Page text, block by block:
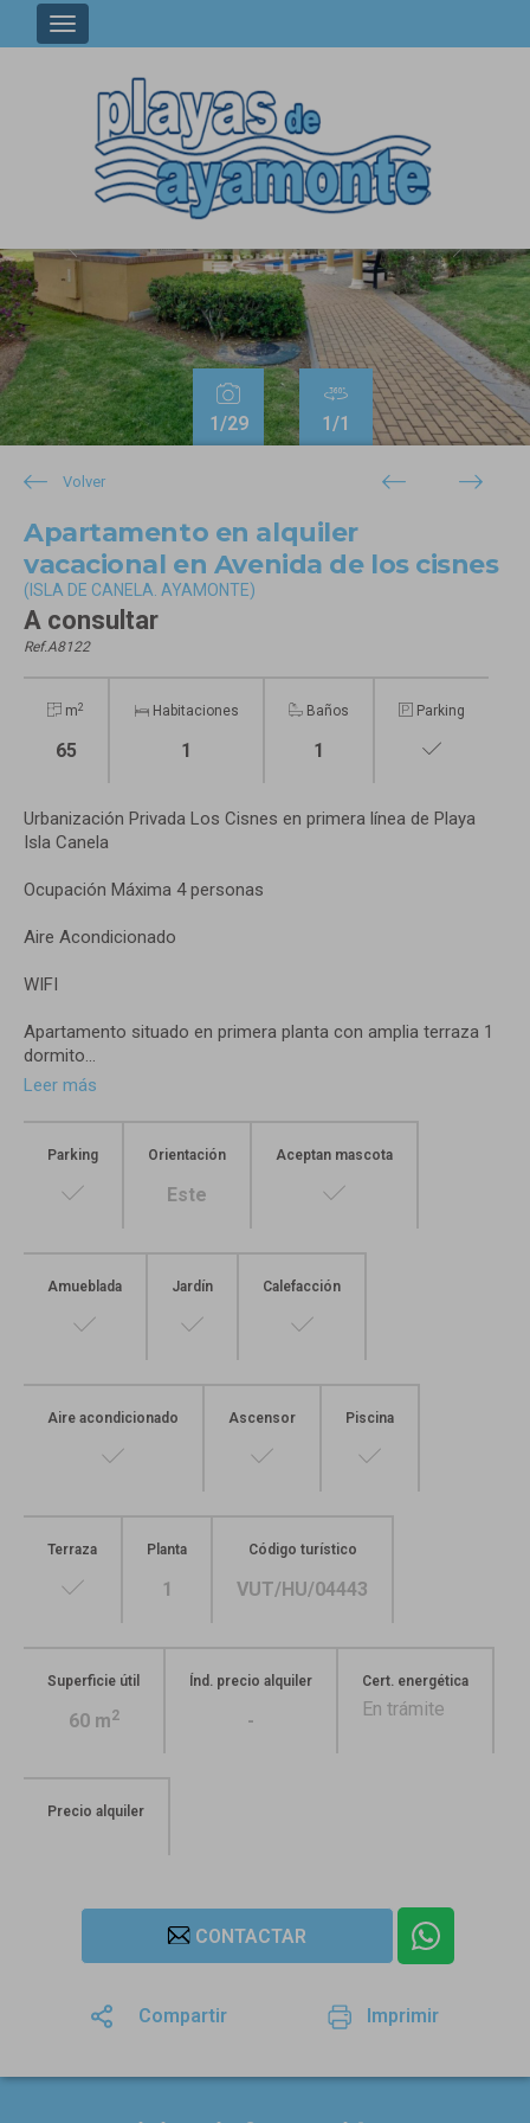
1/29 1/1
Previous Next
Volver
Apartamento en alquiler
vacacional en Avenida de los cisnes
(ISLA DE CANELA. AYAMONTE)
A consultar
Ref.A8122
m2
65
Habitaciones
1
Baños
1
Parking
Urbanización Privada Los Cisnes en primera línea de Playa
Isla Canela
Ocupación Máxima 4 personas
Aire Acondicionado
WIFI
Apartamento situado en primera planta con amplia terraza 1
dormito...
Leer más
Parking Orientación
Este
Aceptan mascota
Amueblada Jardín Calefacción
Aire acondicionado Ascensor Piscina
Terraza Planta
1
Código turístico
VUT/HU/04443
Superficie útil
60 m2
Índ. precio alquiler
-
Cert. energética
En trámite
Precio alquiler
CONTACTAR
Compartir Imprimir